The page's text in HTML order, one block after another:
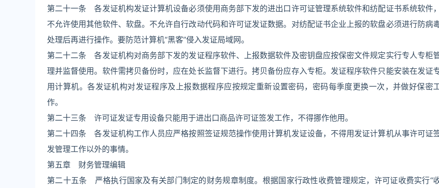
第二十一条 各发证机构发证计算机设备必须使用商务部下发的进出口许可证管理系统软件和纺配证书系统软件
不允许使用其他软件、软盘。不允许自行改动代码和许可证发证数据。对纺配证书企业上报的软盘必须进行防病
处理后再进行操作。要防范计算机“黑客”侵入发证局域网。
第二十二条 各发证机构对商务部下发的发证程序软件、上报数据软件及密钥盘应按保密文件规定实行专人专柜
理并监督使用。软件需拷贝备份时，应在处长监督下进行。拷贝备份应存入专柜。发证程序软件只能安装在发证
用计算机。各发证机构对发证程序及上报数据程序应按规定重新设置密码，密码每季度更换一次，并做好保密
作。
第二十三条 许可证发证专用设备只能用于进出口商品许可证签发工作，不得挪作他用。
第二十四条 各发证机构工作人员应严格按照签证规范操作使用计算机发证设备，不得用发证计算机从事许可证
发管理工作以外的事情。
第五章 财务管理编辑
第二十五条 严格执行国家及有关部门制定的财务规章制度。根据国家行政性收费管理规定，许可证收费实行“